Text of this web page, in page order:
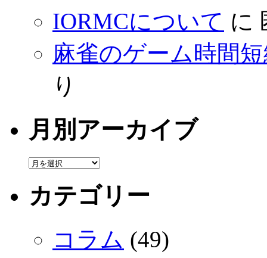
IORMCについて に
麻雀のゲーム時間
り
月別アーカイブ
カテゴリー
コラム (49)